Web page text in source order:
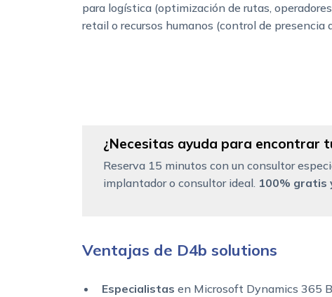
para logística (optimización de rutas,
retail o recursos humanos (control de presencia
¿Necesitas ayuda para encontrar
Reserva 15 minutos con un consultor
implantador o consultor ideal. 100% gratis
Ventajas de D4b solutions
Especialistas en Microsoft Dynamics 365